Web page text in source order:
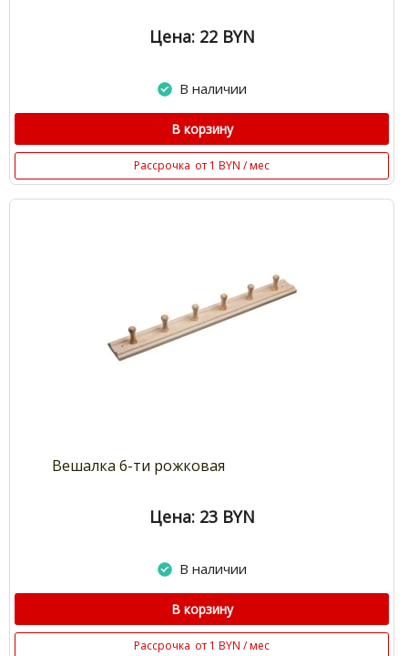
Цена: 22 BYN
В наличии
В корзину
Рассрочка от 1 BYN / мес
Вешалка 6-ти рожковая
Цена: 23 BYN
В наличии
В корзину
Рассрочка от 1 BYN / мес